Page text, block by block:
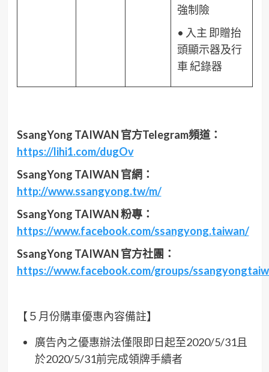
強制險
• 入主 即贈抬
頭顯示器及行
車 紀錄器
SsangYong TAIWAN 官方Telegram頻道：
https://lihi1.com/dugOv
SsangYong TAIWAN 官網：
http://www.ssangyong.tw/m/
SsangYong TAIWAN粉專：
https://www.facebook.com/ssangyong.taiwan/
SsangYong TAIWAN 官方社團：
https://www.facebook.com/groups/
【５月份購車優惠內容備註】
廣告內之優惠辦法僅限即日起至2020/5/31且
於2020/5/31前完成領牌手續者